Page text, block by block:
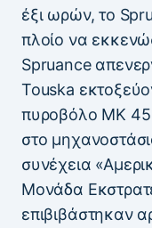
έξι ωρών, το
πλοίο να
Spruance
Touska
πυροβόλο MK 45
στο
συνέχεια
Μονάδα
επιβιβάστηκαν